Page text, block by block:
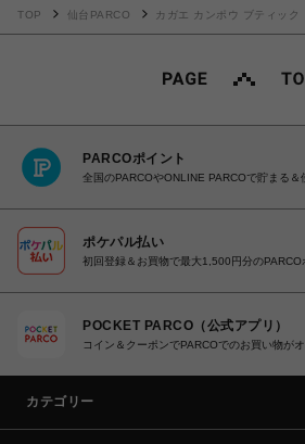
TOP 仙台PARCO カガエ カンポウ ブティック
PARCOポイント
全国のPARCOやONLINE PARCOで貯まる＆
ポケパル払い
初回登録＆お買物で最大1,500円分のPARCO
POCKET PARCO（公式アプリ）
コイン＆クーポンでPARCOでのお買い物が
カテゴリー